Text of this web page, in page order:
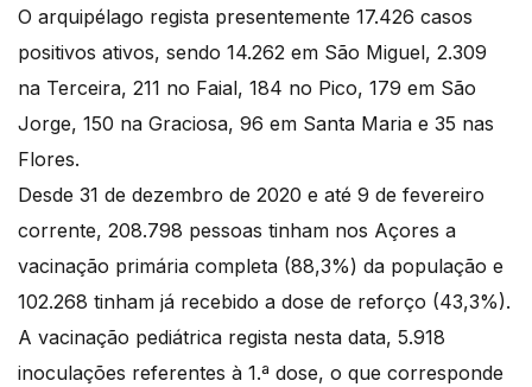
O arquipélago regista presentemente 17.426 casos
positivos ativos, sendo 14.262 em São Miguel, 2.309
na Terceira, 211 no Faial, 184 no Pico, 179 em São
Jorge, 150 na Graciosa, 96 em Santa Maria e 35 nas
Flores.
Desde 31 de dezembro de 2020 e até 9 de fevereiro
corrente, 208.798 pessoas tinham nos Açores a
vacinação primária completa (88,3%) da população e
102.268 tinham já recebido a dose de reforço (43,3%).
A vacinação pediátrica regista nesta data, 5.918
inoculações referentes à 1.ª dose, o que corresponde